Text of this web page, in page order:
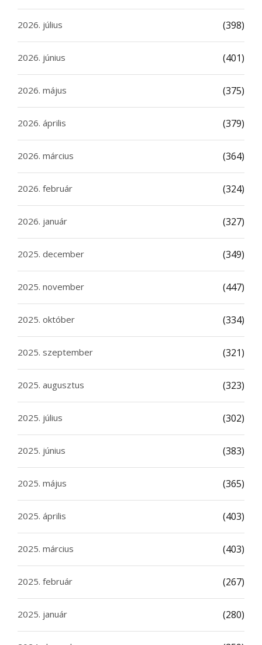
2026. július (398)
2026. június (401)
2026. május (375)
2026. április (379)
2026. március (364)
2026. február (324)
2026. január (327)
2025. december (349)
2025. november (447)
2025. október (334)
2025. szeptember (321)
2025. augusztus (323)
2025. július (302)
2025. június (383)
2025. május (365)
2025. április (403)
2025. március (403)
2025. február (267)
2025. január (280)